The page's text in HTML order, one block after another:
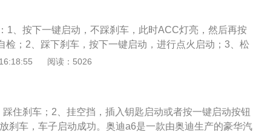
毫米、1439毫米。奥迪a4一共使用了三款发动机，分
增压发动机、中功率版2.0升涡轮增压发动机、高功率版
1、按下一键启动，不踩刹车，此时ACC灯亮，然后再按
检；2、踩下刹车，按下一键启动，进行点火启动；3、松
热车；4、再次踩下脚踩，挂入D挡，按下电子手刹按钮，
车配备的奥迪专利技术quattro全时四驱系统，为车辆提
统能使车辆能在多种复杂路面上，在转向或制动时，自
各车轮的着地力。
阅读：5026
住刹车；2、挂空挡，插入钥匙启动或者按一键启动按钮
刹车，车子启动成功。奥迪a6是一款由奥迪生产的豪华汽